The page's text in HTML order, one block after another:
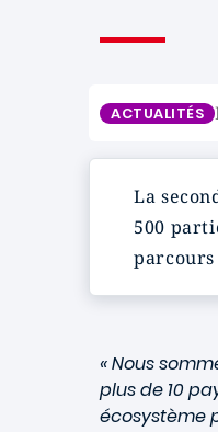
ACTUALITÉS
La
500
« Nous
plus de 10
écosystème